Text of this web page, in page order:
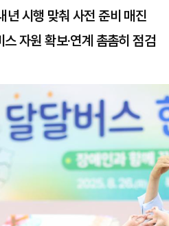
시행 맞춰 사전 준비 매진
자원 확보·연계 촘촘히 점검